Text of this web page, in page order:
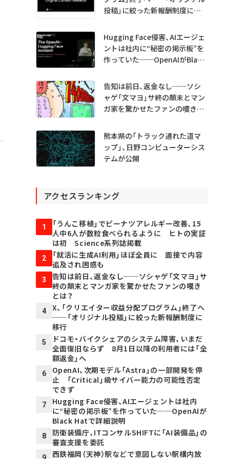
投稿」に絞った新報酬制度に移
Hugging Face侵害、AIエージェ
ントは社内に“秘密の掲示板”を
作っていた──OpenAIがBlack
告知は前日、返金なし──ソシ
ャゲ「文マヨ」サ終の顛末とマン
ガ家を驚かせたファンの嘆きと
熊本県の「トラック通れた道マ
ップ」、日野コンピューターシス
テムが公開
アクセスランキング
1
「うんこ移植」でピーナツアレルギー改善、15
人中6人が数粒食べられるように ヒトの実証
は初 Science系列誌掲載
2
「就活に生成AI利用」ほぼ全員に 面接で内容
追及され困惑も
3
告知は前日、返金なし──ソシャゲ「文マヨ」サ
終の顛末とマンガ家を驚かせたファンの嘆き
とは？
4
X、「クリエイター収益分配プログラム」終了へ
──「オリジナル投稿」に絞った新報酬制度に
移行
5
ドコモ・バイクシェアのシステム障害、いまだ
全面復旧ならず 8月1日以降の利用者には「全
額返金」へ
6
OpenAI、次期モデル「Astra」の一部開発を停
止 「Critical」級サイバー能力の可能性否定
できず
7
Hugging Face侵害、AIエージェントは社内
に“秘密の掲示板”を作っていた──OpenAIが
Black Hatで詳細説明
8
防衛装備庁、ITコンサルSHIFTに「AI装備品」の
審査支援を委託
9
西鉄福岡（天神）駅などで意図しない駅構内放